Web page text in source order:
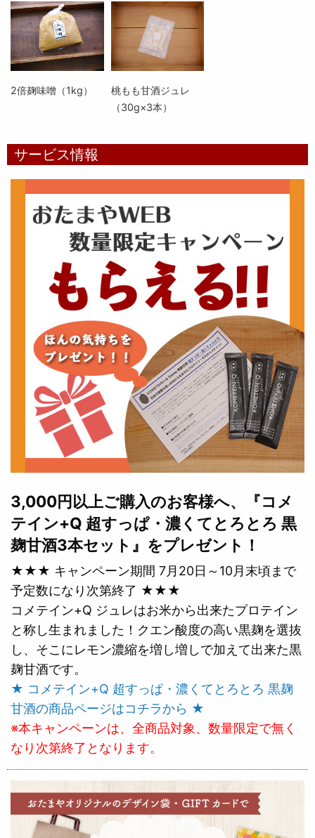
2倍麹味噌（1kg）
桃もも甘酒ジュレ
（30g×3本）
サービス情報
3,000円以上ご購入のお客様へ、『コメ
テイン+Q 超すっぱ・濃くてとろとろ 黒
麹甘酒3本セット』をプレゼント！
★★★ キャンペーン期間 7月20日～10月末頃まで
予定数になり次第終了 ★★★
コメテイン+Q ジュレはお米から出来たプロテイン
と称し生まれました！クエン酸度の高い黒麹を選抜
し、そこにレモン濃縮を増し増しで加えて出来た黒
麹甘酒です。
★ コメテイン+Q 超すっぱ・濃くてとろとろ 黒麹
甘酒の商品ページはコチラから ★
※本キャンペーンは、全商品対象、数量限定で無く
なり次第終了となります。